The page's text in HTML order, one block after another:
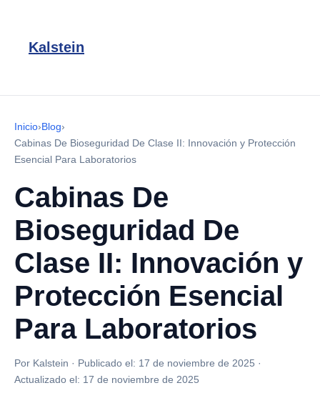
Kalstein
Inicio›Blog›
Cabinas De Bioseguridad De Clase II: Innovación y Protección
Esencial Para Laboratorios
Cabinas De
Bioseguridad De
Clase II: Innovación y
Protección Esencial
Para Laboratorios
Por Kalstein · Publicado el: 17 de noviembre de 2025 ·
Actualizado el: 17 de noviembre de 2025